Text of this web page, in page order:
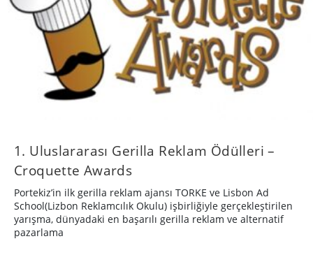
1. Uluslararası Gerilla Reklam Ödülleri –
Croquette Awards
Portekiz’in ilk gerilla reklam ajansı TORKE ve Lisbon Ad
School(Lizbon Reklamcılık Okulu) işbirliğiyle gerçekleştirilen
yarışma, dünyadaki en başarılı gerilla reklam ve alternatif
pazarlama